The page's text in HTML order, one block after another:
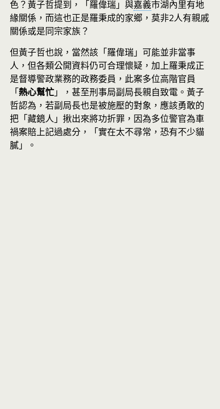
色？黃子哲提到，「羅偉瑞」與嘉義市湖內里有地
緣關係，而這也正是羅秉成的家鄉，莫非2人有親戚
關係或是同宗家族？
但黃子哲也說，當然該「羅偉瑞」可能並非當事
人，但各類公開資料仍可合理懷疑，加上羅秉成正
是督導警政業務的政務委員，此案多位高階官員
「熱心幫忙 」，甚至刑事局副局長親自致電。黃子
哲認為，若副局長也是被施壓的對象，應該勇敢的
把「藏鏡人」揪出來將功折罪，因為多位警官為車
禍案賠上記過處分，「實在太不尋常，恐有不少貓
膩」。